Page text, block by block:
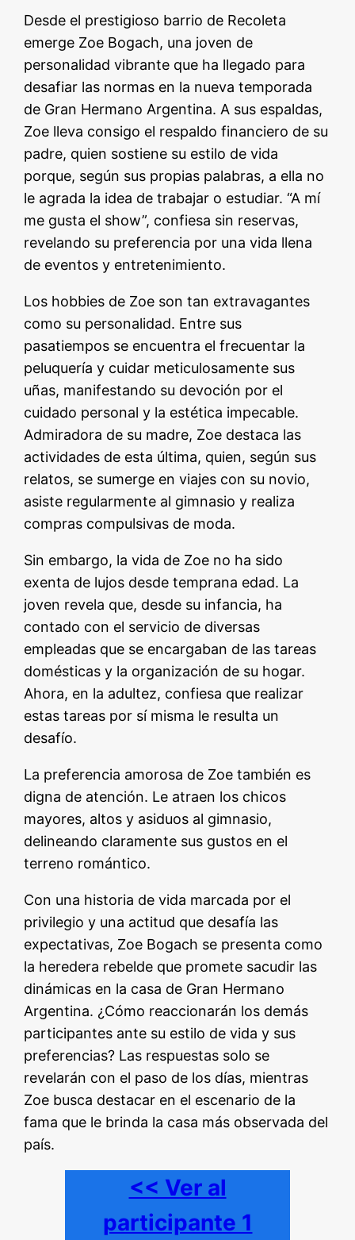
Desde el prestigioso barrio de Recoleta
emerge Zoe Bogach, una joven de
personalidad vibrante que ha llegado para
desafiar las normas en la nueva temporada
de Gran Hermano Argentina. A sus espaldas,
Zoe lleva consigo el respaldo financiero de su
padre, quien sostiene su estilo de vida
porque, según sus propias palabras, a ella no
le agrada la idea de trabajar o estudiar. “A mí
me gusta el show”, confiesa sin reservas,
revelando su preferencia por una vida llena
de eventos y entretenimiento.
Los hobbies de Zoe son tan extravagantes
como su personalidad. Entre sus
pasatiempos se encuentra el frecuentar la
peluquería y cuidar meticulosamente sus
uñas, manifestando su devoción por el
cuidado personal y la estética impecable.
Admiradora de su madre, Zoe destaca las
actividades de esta última, quien, según sus
relatos, se sumerge en viajes con su novio,
asiste regularmente al gimnasio y realiza
compras compulsivas de moda.
Sin embargo, la vida de Zoe no ha sido
exenta de lujos desde temprana edad. La
joven revela que, desde su infancia, ha
contado con el servicio de diversas
empleadas que se encargaban de las tareas
domésticas y la organización de su hogar.
Ahora, en la adultez, confiesa que realizar
estas tareas por sí misma le resulta un
desafío.
La preferencia amorosa de Zoe también es
digna de atención. Le atraen los chicos
mayores, altos y asiduos al gimnasio,
delineando claramente sus gustos en el
terreno romántico.
Con una historia de vida marcada por el
privilegio y una actitud que desafía las
expectativas, Zoe Bogach se presenta como
la heredera rebelde que promete sacudir las
dinámicas en la casa de Gran Hermano
Argentina. ¿Cómo reaccionarán los demás
participantes ante su estilo de vida y sus
preferencias? Las respuestas solo se
revelarán con el paso de los días, mientras
Zoe busca destacar en el escenario de la
fama que le brinda la casa más observada del
país.
<< Ver al
participante 1